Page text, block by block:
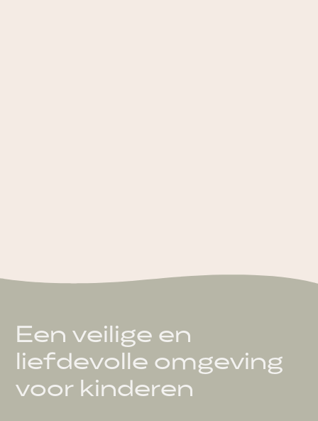
Een veilige en
liefdevolle omgeving
voor kinderen